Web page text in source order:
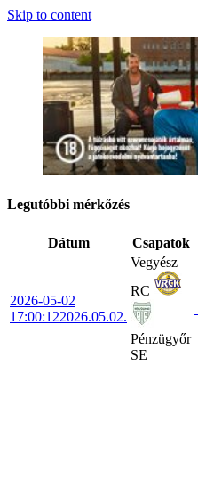
Skip to content
Legutóbbi mérkőzés
Dátum Csapatok
2026-05-02
17:00:122026.05.02.
Vegyész
RC
Pénzügyőr
SE